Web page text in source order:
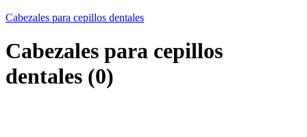
Cabezales para cepillos dentales
Cabezales para cepillos
dentales (0)